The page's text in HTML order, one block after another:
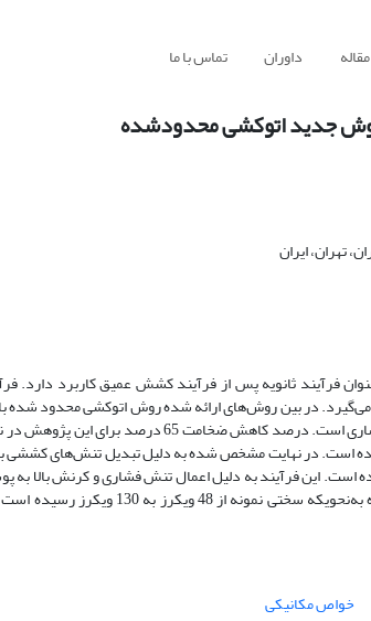
داوران تماس با ما
جدید اتوکشی محدودشده
تهران، ایران
فرآیند ثانویه پس از فرآیند کشش عمیق کاربرد دارد.
در بین روش­‌های ارائه­ شده روش اتوکشی محدود
را ارائه می­‌دهد. اساس این روش تبدیل تنش­­ کششی فرآیند اتوکشی سنتی به
است. در ­نهایت مشخص­ شده به دلیل تبدیل تنش­‌های کششی
این فرآیند به دلیل اعمال تنش فشاری و کرنش بالا به
دانه و همچنین کشیده شدن آن شده است که بر روی خواص مکانیکی
خواص مکانیکی